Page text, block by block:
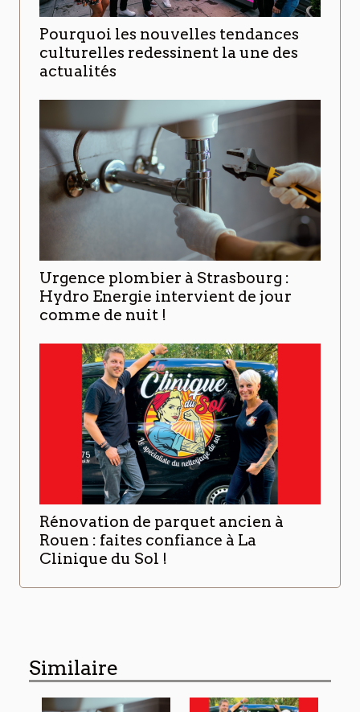
Pourquoi les nouvelles tendances
culturelles redessinent la une des
actualités
Urgence plombier à Strasbourg :
Hydro Energie intervient de jour
comme de nuit !
Rénovation de parquet ancien à
Rouen : faites confiance à La
Clinique du Sol !
Similaire